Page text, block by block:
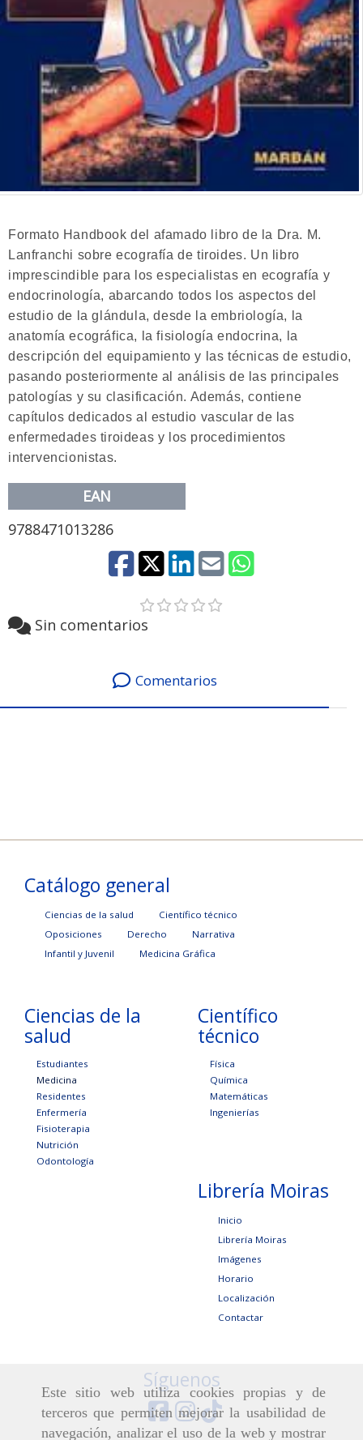
Este sitio web utiliza cookies propias y de
terceros que permiten mejorar la usabilidad de
navegación, analizar el uso de la web y mostrar
Formato Handbook del afamado libro de la Dra. M.
Lanfranchi sobre ecografía de tiroides. Un libro
imprescindible para los especialistas en ecografía y
endocrinología, abarcando todos los aspectos del
estudio de la glándula, desde la embriología, la
anatomía ecográfica, la fisiología endocrina, la
descripción del equipamiento y las técnicas de estudio,
pasando posteriormente al análisis de las principales
patologías y su clasificación. Además, contiene
capítulos dedicados al estudio vascular de las
enfermedades tiroideas y los procedimientos
intervencionistas.
EAN
9788471013286
Sin comentarios
Comentarios
Catálogo general
Ciencias de la salud
Científico técnico
Oposiciones
Derecho
Narrativa
Infantil y Juvenil
Medicina Gráfica
Ciencias de la
salud
Estudiantes
Medicina
Residentes
Enfermería
Fisioterapia
Nutrición
Odontología
Científico
técnico
Física
Química
Matemáticas
Ingenierías
Librería Moiras
Inicio
Librería Moiras
Imágenes
Horario
Localización
Contactar
Síguenos